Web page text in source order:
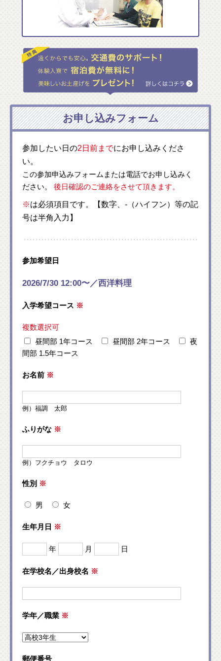
お申し込みフォーム
参加したい日の2日前までにお申し込みくださ
い。
この参加申込みフォームまたは電話でお申し込みく
ださい。 後日確認のご連絡をさせて頂きます。
※は必須項目です。【数字、-（ハイフン）等の記
号は半角入力】
参加希望日
2026/7/30 12:00〜／西洋料理
入学希望コース ※
複数選択可
昼間部 1年コース
昼間部 2年コース
夜
間部 1.5年コース
お名前 ※
例）福調 太郎
ふりがな ※
例）フクチョウ タロウ
性別 ※
男 女
生年月日 ※
年 月 日
在学校名／出身校名 ※
学年／職業 ※
郵便番号